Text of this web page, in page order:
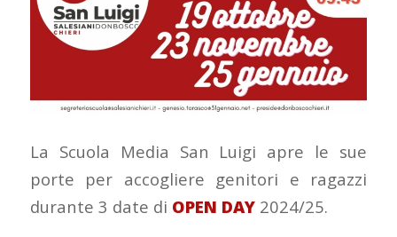
La Scuola Media San Luigi apre le sue
porte per accogliere genitori e ragazzi
durante 3 date di OPEN DAY2024/25.